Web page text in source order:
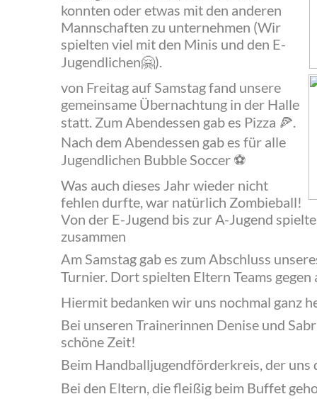
konnten oder etwas mit den anderen
Mannschaften zu unternehmen (Wir
spielten viel mit den Minis und den E-
Jugendlichen🤗).
‍von Freitag auf Samstag fand unsere
gemeinsame Übernachtung in der Halle
statt. Zum Abendessen gab es Pizza 🍕.
Nach dem Abendessen gab es für alle
Jugendlichen Bubble Soccer ⚽️
‍Was auch dieses Jahr wieder nicht
fehlen durfte, war natürlich Zombieball!
Von der E-Jugend bis zur A-Jugend
zusammen
‍Am Samstag gab es zum Abschluss
Turnier. Dort spielten Eltern Teams
‍Hiermit bedanken wir uns nochmal ganz
‍Bei unseren Trainerinnen Denise und
schöne Zeit!
‍Beim Handballjugendförderkreis, der
‍Bei den Eltern, die fleißig beim Buffet